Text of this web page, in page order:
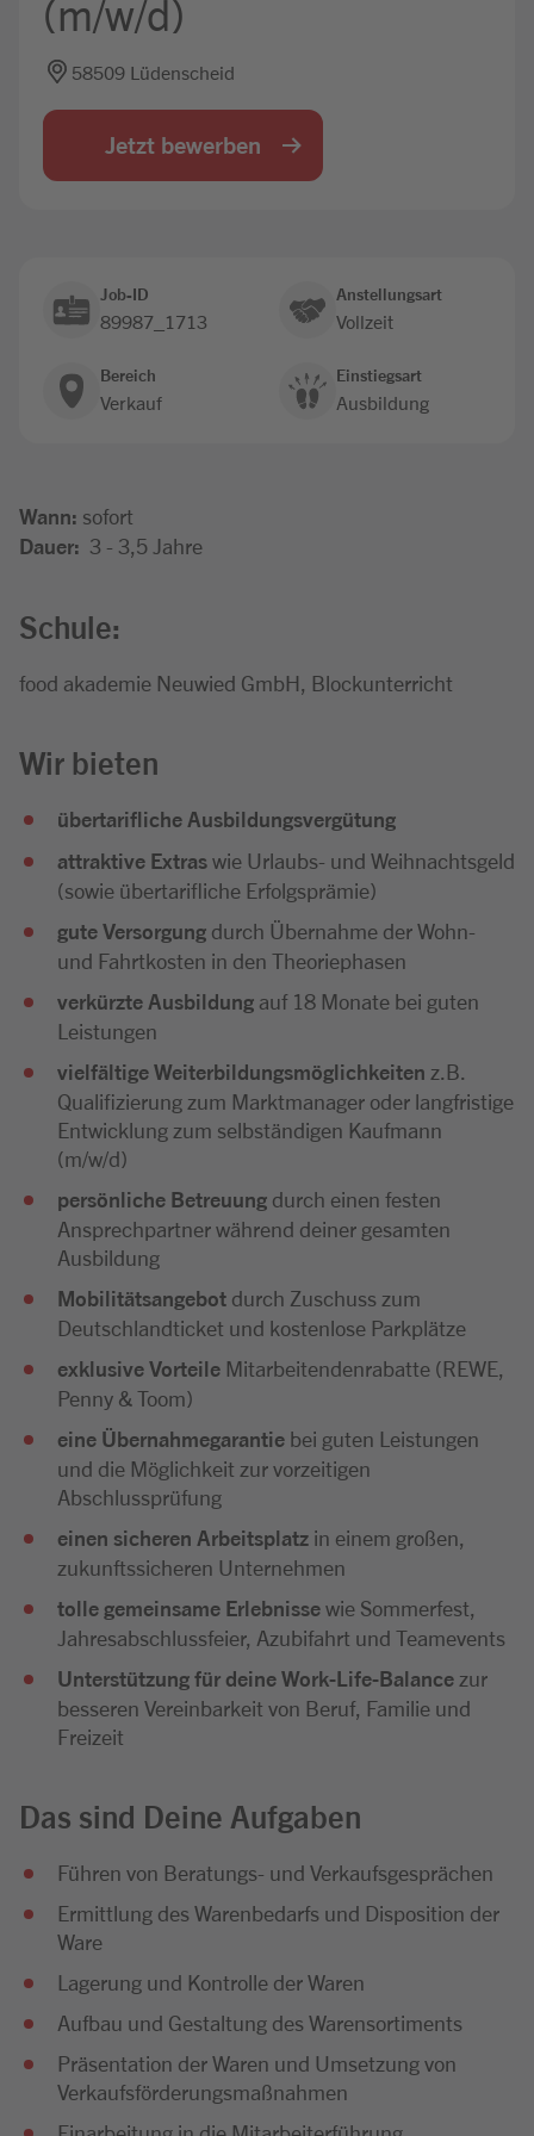
(m/w/d)
58509 Lüdenscheid
Jetzt bewerben
Job-ID
89987_1713
Anstellungsart
Vollzeit
Bereich
Verkauf
Einstiegsart
Ausbildung
Wann: sofort
Dauer: 3 - 3,5 Jahre
Schule:
food akademie Neuwied GmbH, Blockunterricht
Wir bieten
übertarifliche Ausbildungsvergütung
attraktive Extraswie Urlaubs- und Weihnachtsgeld
(sowie übertarifliche Erfolgsprämie)
gute Versorgung durch Übernahme der Wohn-
und Fahrtkosten in den Theoriephasen
verkürzte Ausbildung auf 18 Monate bei guten
Leistungen
vielfältige Weiterbildungsmöglichkeiten z.B.
Qualifizierung zum Marktmanager oder langfristige
Entwicklung zum selbständigen Kaufmann
(m/w/d)
persönliche Betreuung durch einen festen
Ansprechpartner während deiner gesamten
Ausbildung
Mobilitätsangebot durch Zuschuss zum
Deutschlandticket und kostenlose Parkplätze
exklusive Vorteile Mitarbeitendenrabatte (REWE,
Penny & Toom)
eine Übernahmegarantie bei guten Leistungen
und die Möglichkeit zur vorzeitigen
Abschlussprüfung
einen sicheren Arbeitsplatz in einem großen,
zukunftssicheren Unternehmen
tolle gemeinsame Erlebnissewie Sommerfest,
Jahresabschlussfeier, Azubifahrt und Teamevents
Unterstützung für deine Work-Life-Balance zur
besseren Vereinbarkeit von Beruf, Familie und
Freizeit
Das sind Deine Aufgaben
Führen von Beratungs- und Verkaufsgesprächen
Ermittlung des Warenbedarfs und Disposition der
Ware
Lagerung und Kontrolle der Waren
Aufbau und Gestaltung des Warensortiments
Präsentation der Waren und Umsetzung von
Verkaufsförderungsmaßnahmen